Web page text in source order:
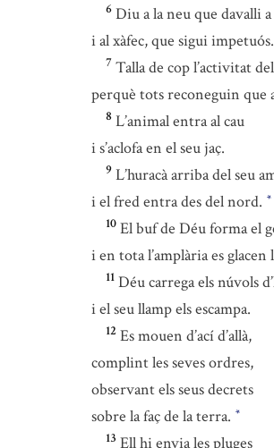
6 Diu a la neu que davalli
i al xàfec, que sigui impetuós.
7 Talla de cop l’activitat
perquè tots reconeguin que
8 L’animal entra al cau
i s’aclofa en el seu jaç.
9 L’huracà arriba del seu
i el fred entra des del nord. *
10 El buf de Déu forma el
i en tota l’amplària es glacen
11 Déu carrega els núvols
i el seu llamp els escampa.
12 Es mouen d’ací d’allà,
complint les seves ordres,
observant els seus decrets
sobre la faç de la terra. *
13 Ell hi envia les pluges